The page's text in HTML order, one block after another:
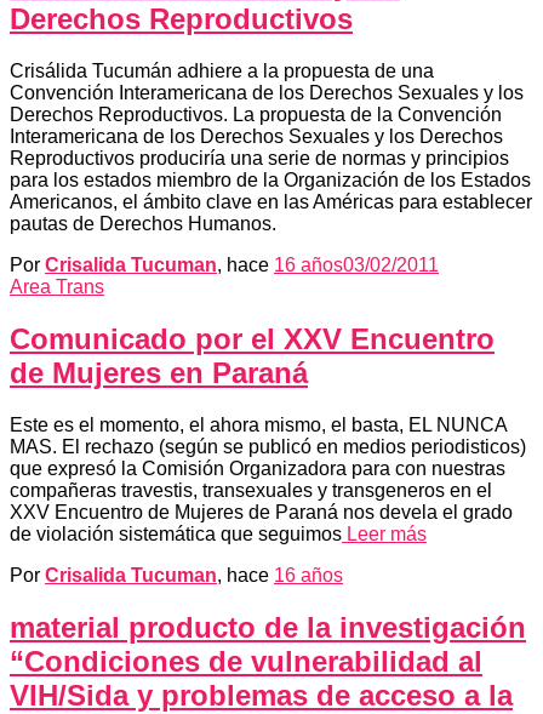
Derechos Reproductivos
Crisálida Tucumán adhiere a la propuesta de una
Convención Interamericana de los Derechos Sexuales y los
Derechos Reproductivos. La propuesta de la Convención
Interamericana de los Derechos Sexuales y los Derechos
Reproductivos produciría una serie de normas y principios
para los estados miembro de la Organización de los Estados
Americanos, el ámbito clave en las Américas para establecer
pautas de Derechos Humanos.
Por Crisalida Tucuman, hace 16 años03/02/2011
Area Trans
Comunicado por el XXV Encuentro
de Mujeres en Paraná
Este es el momento, el ahora mismo, el basta, EL NUNCA
MAS. El rechazo (según se publicó en medios periodisticos)
que expresó la Comisión Organizadora para con nuestras
compañeras travestis, transexuales y transgeneros en el
XXV Encuentro de Mujeres de Paraná nos devela el grado
de violación sistemática que seguimos Leer más
Por Crisalida Tucuman, hace 16 años
material producto de la investigación
“Condiciones de vulnerabilidad al
VIH/Sida y problemas de acceso a la